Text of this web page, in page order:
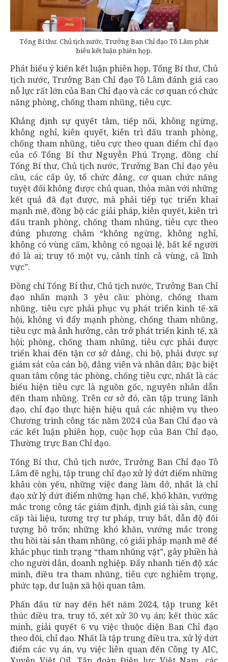
Tổng Bí thư, Chủ tịch nước, Trưởng Ban Chỉ đạo Tô Lâm phát
biểu kết luận phiên họp.
Phát biểu ý kiến kết luận phiên họp, Tổng Bí thư, Chủ
tịch nước, Trưởng Ban Chỉ đạo Tô Lâm đánh giá cao
nỗ lực rất lớn của Ban Chỉ đạo và các cơ quan có chức
năng phòng, chống tham nhũng, tiêu cực.
Khẳng định sự quyết tâm, tiếp nối, không ngừng,
không nghỉ, kiên quyết, kiên trì đấu tranh phòng,
chống tham nhũng, tiêu cực theo quan điểm chỉ đạo
của cố Tổng Bí thư Nguyễn Phú Trọng, đồng chí
Tổng Bí thư, Chủ tịch nước, Trưởng Ban Chỉ đạo yêu
cầu, các cấp ủy, tổ chức đảng, cơ quan chức năng
tuyệt đối không được chủ quan, thỏa mãn với những
kết quả đã đạt được, mà phải tiếp tục triển khai
mạnh mẽ, đồng bộ các giải pháp, kiên quyết, kiên trì
đấu tranh phòng, chống tham nhũng, tiêu cực theo
đúng phương châm “không ngừng, không nghỉ,
không có vùng cấm, không có ngoại lệ, bất kể người
đó là ai; truy tố một vụ, cảnh tỉnh cả vùng, cả lĩnh
vực”.
Đồng chí Tổng Bí thư, Chủ tịch nước, Trưởng Ban Chỉ
đạo nhấn mạnh 3 yêu cầu: phòng, chống tham
nhũng, tiêu cực phải phục vụ phát triển kinh tế-xã
hội, không vì đẩy mạnh phòng, chống tham nhũng,
tiêu cực mà ảnh hưởng, cản trở phát triển kinh tế, xã
hội; phòng, chống tham nhũng, tiêu cực phải được
triển khai đến tận cơ sở đảng, chi bộ, phải được sự
giám sát của cán bộ, đảng viên và nhân dân; Đặc biệt
quan tâm công tác phòng, chống tiêu cực, nhất là các
biểu hiện tiêu cực là nguồn gốc, nguyên nhân dẫn
đến tham nhũng. Trên cơ sở đó, cần tập trung lãnh
đạo, chỉ đạo thực hiện hiệu quả các nhiệm vụ theo
Chương trình công tác năm 2024 của Ban Chỉ đạo và
các kết luận phiên họp, cuộc họp của Ban Chỉ đạo,
Thường trực Ban Chỉ đạo.
Tổng Bí thư, Chủ tịch nước, Trưởng Ban Chỉ đạo Tô
Lâm đề nghị, tập trung chỉ đạo xử lý dứt điểm những
khâu còn yếu, những việc đang làm dở, nhất là chỉ
đạo xử lý dứt điểm những hạn chế, khó khăn, vướng
mắc trong công tác giám định, định giá tài sản, cung
cấp tài liệu, tương trợ tư pháp, truy bắt, dẫn độ đối
tượng bỏ trốn; những khó khăn, vướng mắc trong
thu hồi tài sản tham nhũng, có giải pháp mạnh mẽ để
khắc phục tình trạng “tham nhũng vặt”, gây phiền hà
cho người dân, doanh nghiệp. Đẩy nhanh tiến độ xác
minh, điều tra tham nhũng, tiêu cực nghiêm trọng,
phức tạp, dư luận xã hội quan tâm.
Phấn đấu từ nay đến hết năm 2024, tập trung kết
thúc điều tra, truy tố, xét xử 30 vụ án; kết thúc xác
minh, giải quyết 6 vụ việc thuộc diện Ban Chỉ đạo
theo dõi, chỉ đạo. Nhất là tập trung điều tra, xử lý dứt
điểm các vụ án, vụ việc liên quan đến Công ty AIC,